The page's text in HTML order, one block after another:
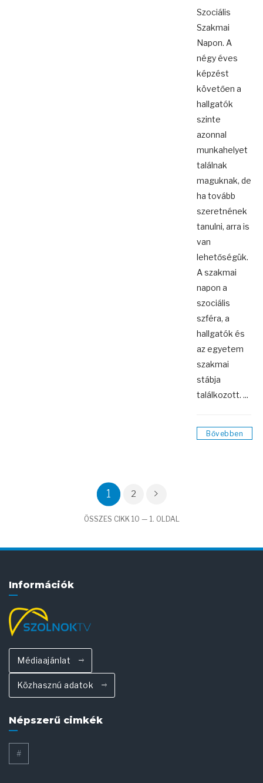
Szociális
Szakmai
Napon. A
négy éves
képzést
követően a
hallgatók
szinte
azonnal
munkahelyet
találnak
maguknak, de
ha tovább
szeretnének
tanulni, arra is
van
lehetőségük.
A szakmai
napon a
szociális
szféra, a
hallgatók és
az egyetem
szakmai
stábja
találkozott. ...
Bővebben
1 2
ÖSSZES CIKK 10 — 1. OLDAL
Információk
Médiaajánlat
Közhasznú adatok
Népszerű cimkék
#